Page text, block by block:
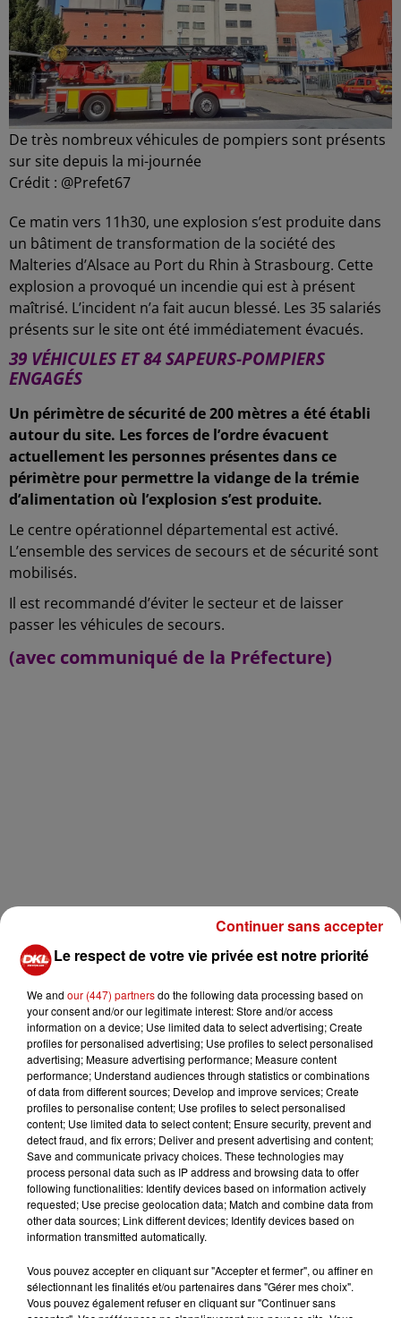
De très nombreux véhicules de pompiers sont présents
sur site depuis la mi-journée
Crédit : @Prefet67
Ce matin vers 11h30, une explosion s’est produite dans
un bâtiment de transformation de la société des
Malteries d’Alsace au Port du Rhin à Strasbourg. Cette
explosion a provoqué un incendie qui est à présent
maîtrisé. L’incident n’a fait aucun blessé. Les 35 salariés
présents sur le site ont été immédiatement évacués.
39 VÉHICULES ET 84 SAPEURS-POMPIERS
ENGAGÉS
Un périmètre de sécurité de 200 mètres a été établi
autour du site. Les forces de l’ordre évacuent
actuellement les personnes présentes dans ce
périmètre pour permettre la vidange de la trémie
d’alimentation où l’explosion s’est produite.
Le centre opérationnel départemental est activé.
L’ensemble des services de secours et de sécurité sont
mobilisés.
Il est recommandé d’éviter le secteur et de laisser
passer les véhicules de secours.
(avec communiqué de la Préfecture)
Le respect de votre vie privée est notre priorité
We and our (447) partnersdo the following data processing based on
your consent and/or our legitimate interest: Store and/or access
information on a device; Use limited data to select advertising; Create
profiles for personalised advertising; Use profiles to select personalised
advertising; Measure advertising performance; Measure content
performance; Understand audiences through statistics or combinations
of data from different sources; Develop and improve services; Create
profiles to personalise content; Use profiles to select personalised
content; Use limited data to select content; Ensure security, prevent and
detect fraud, and fix errors; Deliver and present advertising and content;
Save and communicate privacy choices. These technologies may
process personal data such as IP address and browsing data to offer
following functionalities: Identify devices based on information actively
requested; Use precise geolocation data; Match and combine data from
other data sources; Link different devices; Identify devices based on
information transmitted automatically.
Vous pouvez accepter en cliquant sur "Accepter et fermer", ou affiner en
sélectionnant les finalités et/ou partenaires dans "Gérer mes choix".
Vous pouvez également refuser en cliquant sur "Continuer sans
Continuer sans accepter